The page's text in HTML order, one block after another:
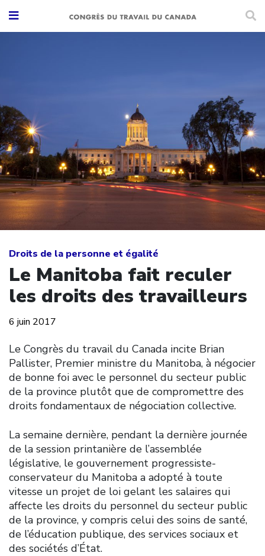
Droits de la personne et égalité
Le Manitoba fait reculer
les droits des travailleurs
6 juin 2017
Le Congrès du travail du Canada incite Brian
Pallister, Premier ministre du Manitoba, à négocier
de bonne foi avec le personnel du secteur public
de la province plutôt que de compromettre des
droits fondamentaux de négociation collective.
La semaine dernière, pendant la dernière journée
de la session printanière de l’assemblée
législative, le gouvernement progressiste-
conservateur du Manitoba a adopté à toute
vitesse un projet de loi gelant les salaires qui
affecte les droits du personnel du secteur public
de la province, y compris celui des soins de santé,
de l’éducation publique, des services sociaux et
des sociétés d’État.